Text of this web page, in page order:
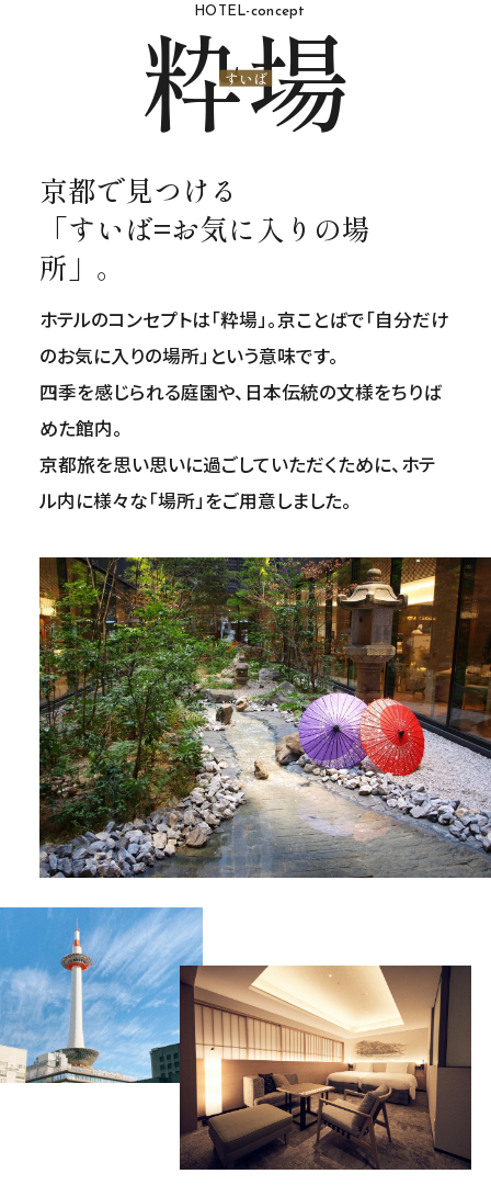
HOTEL-concept
粋場
すいば
京都で見つける
「すいば=お気に入りの場
所」。
ホテルのコンセプトは「粋場」。京ことばで「自分だけ
のお気に入りの場所」という意味です。
四季を感じられる庭園や、日本伝統の文様をちりば
めた館内。
京都旅を思い思いに過ごしていただくために、ホテ
ル内に様々な「場所」をご用意しました。